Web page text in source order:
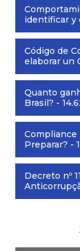
identificar y
Código de
elaborar un
Quanto
Brasil? -
Compliance
Preparar? -
Decreto nº